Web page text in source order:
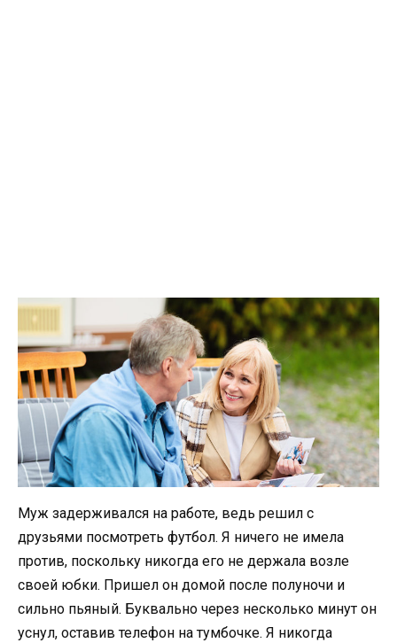
Муж задерживался на работе, ведь решил с
друзьями посмотреть футбол. Я ничего не имела
против, поскольку никогда его не держала возле
своей юбки. Пришел он домой после полуночи и
сильно пьяный. Буквально через несколько минут он
уснул, оставив телефон на тумбочке. Я никогда